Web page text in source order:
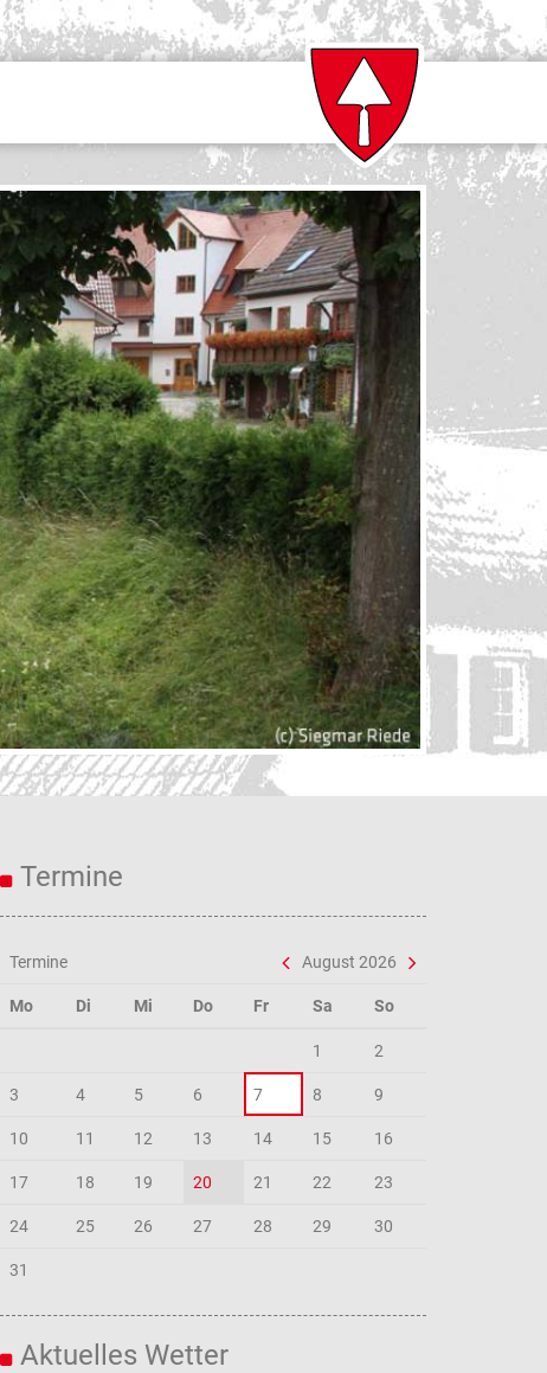
Termine
Termine August 2026
Mo Di Mi Do Fr Sa So
1 2
3 4 5 6 7 8 9
10 11 12 13 14 15 16
17 18 19 20 21 22 23
24 25 26 27 28 29 30
31
Aktuelles Wetter